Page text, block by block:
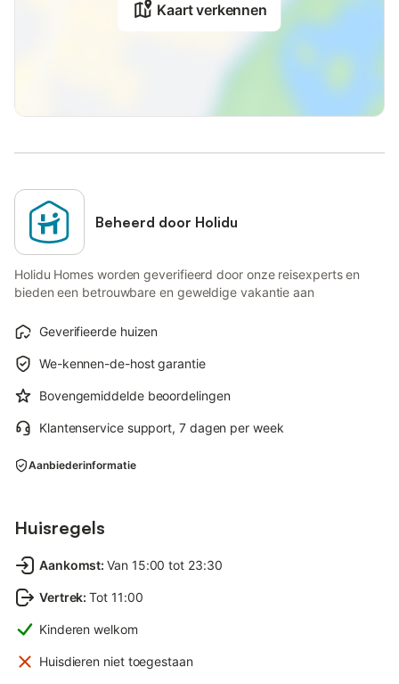
Kaart verkennen
Beheerd door Holidu
Holidu Homes worden geverifieerd door onze reisexperts en
bieden een betrouwbare en geweldige vakantie aan
Geverifieerde huizen
We-kennen-de-host garantie
Bovengemiddelde beoordelingen
Klantenservice support, 7 dagen per week
Aanbiederinformatie
Huisregels
Aankomst: Van 15:00 tot 23:30
Vertrek: Tot 11:00
Kinderen welkom
Huisdieren niet toegestaan